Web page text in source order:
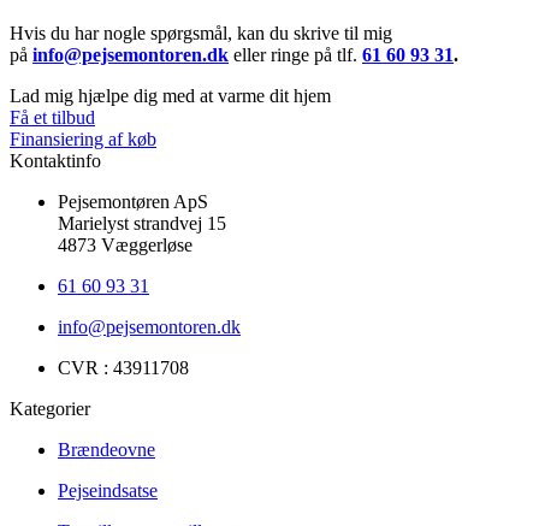
Hvis du har nogle spørgsmål, kan du skrive til mig
på info@pejsemontoren.dk eller ringe på tlf. 61 60 93 31.
Lad mig hjælpe dig med at varme dit hjem
Få et tilbud
Finansiering af køb
Kontaktinfo
Pejsemontøren ApS
Marielyst strandvej 15
4873 Væggerløse
61 60 93 31
info@pejsemontoren.dk
CVR : 43911708
Kategorier
Brændeovne
Pejseindsatse